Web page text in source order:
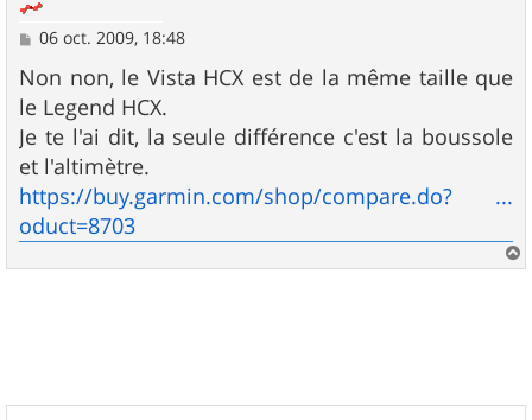
M
s
s
a
g
e
06 oct. 2009, 18:48
Non non, le Vista HCX est de la même taille que
le Legend HCX.
Je te l'ai dit, la seule différence c'est la boussole
et l'altimètre.
https://buy.garmin.com/shop/compare.do? ...
oduct=8703
a